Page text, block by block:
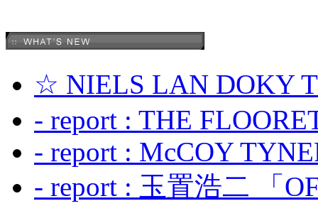
☆ NIELS LAN DOKY
- report : THE
- report : McCOY
- report : 玉置浩二 「